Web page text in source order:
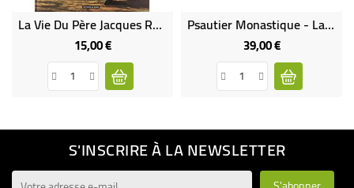
La Vie Du Père Jacques Ravanel À La Flatière (neuf) BD
15,00 €Prix
Psautier Monastique - Latin Français
39,00 €Prix
S'INSCRIRE À LA NEWSLETTER